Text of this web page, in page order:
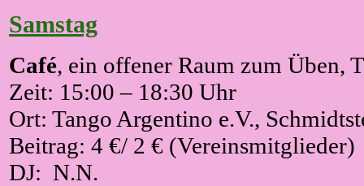
Samstag
Café, ein offener Raum zum Üben,
Zeit: 15:00 – 18:30 Uhr
Ort: Tango Argentino e.V.,
Beitrag: 4 €/ 2 € (Vereinsmitglieder)
DJ: N.N.